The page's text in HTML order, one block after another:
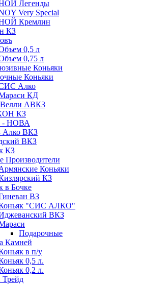
Легенды
Very Speсial
Кремлин
КЗ
0,5 л
0,75 л
Коньяки
Коньяки
Алко
КД
Велли АВКЗ
КЗ
- НОВА
Алко ВКЗ
ВКЗ
КЗ
Производители
Коньяки
КЗ
в Бочке
ВЗ
"СИС АЛКО"
ВКЗ
Подарочные
Камней
в п/у
0,5 л.
0,2 л.
Трейд